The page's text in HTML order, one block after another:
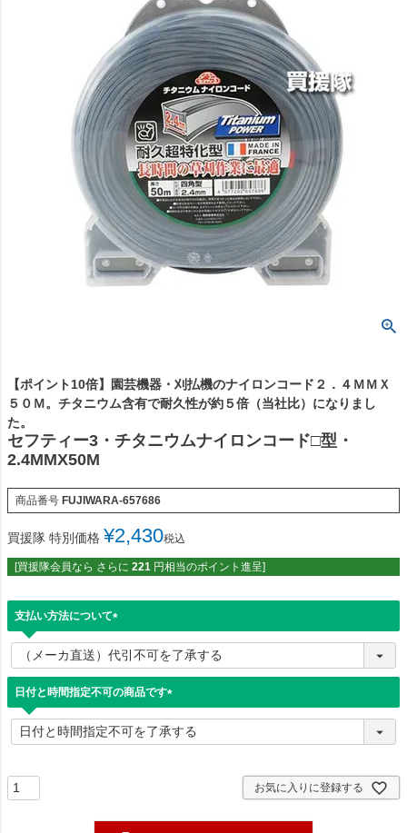
【ポイント10倍】園芸機器・刈払機のナイロンコード２．４ＭＭＸ
５０Ｍ。チタニウム含有で耐久性が約５倍（当社比）になりまし
た。
セフティー3・チタニウムナイロンコード□型・
2.4MMX50M
商品番号 FUJIWARA-657686
買援隊 特別価格 ¥2,430税込
[買援隊会員なら さらに 221 円相当のポイント進呈]
支払い方法について
必
須
日付と時間指定不可の商品です
必
須
お気に入りに登録する